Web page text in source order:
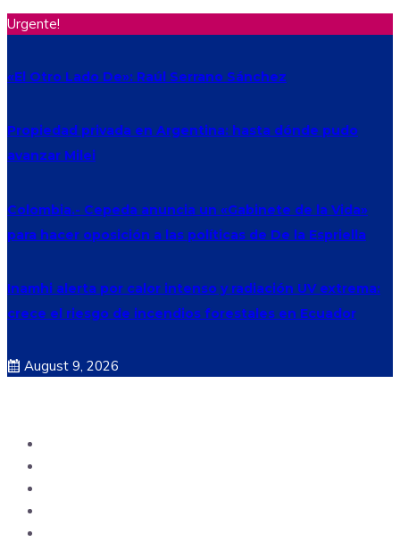
Urgente!
«El Otro Lado De»: Raúl Serrano Sánchez
Propiedad privada en Argentina: hasta dónde pudo
avanzar Milei
Colombia.- Cepeda anuncia un «Gabinete de la Vida»
para hacer oposición a las políticas de De la Espriella
Inamhi alerta por calor intenso y radiación UV extrema:
crece el riesgo de incendios forestales en Ecuador
August 9, 2026